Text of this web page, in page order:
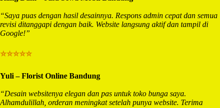
“Saya puas dengan hasil desainnya. Respons admin cepat dan semua
revisi ditanggapi dengan baik. Website langsung aktif dan tampil di
Google!”
⭐⭐⭐⭐⭐
Yuli – Florist Online Bandung
“Desain websitenya elegan dan pas untuk toko bunga saya.
Alhamdulillah, orderan meningkat setelah punya website. Terima